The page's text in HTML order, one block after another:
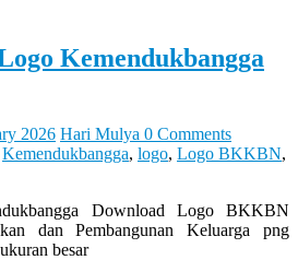
Kemendukbangga
2026 Hari Mulya 0 Comments
Kemendukbangga, logo, Logo BKKBN,
Download Logo BKKBN
dan Pembangunan Keluarga png
besar